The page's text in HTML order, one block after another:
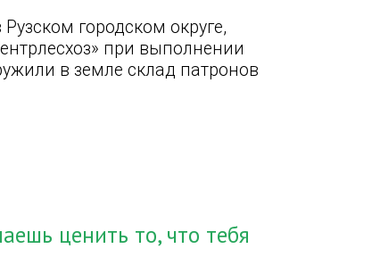
городском округе,
при выполнении
в земле склад патронов
ценить то, что тебя